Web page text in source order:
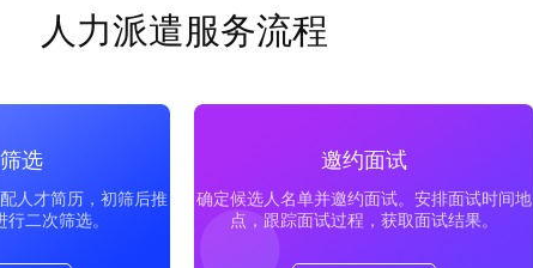
人力派遣服务流程
选
人才简历，初筛后推
二次筛选。
邀约面试
确定候选人名单并邀约面试。安排面试时间地
点，跟踪面试过程，获取面试结果。